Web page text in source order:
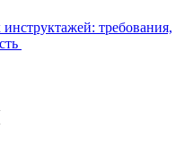
требования,